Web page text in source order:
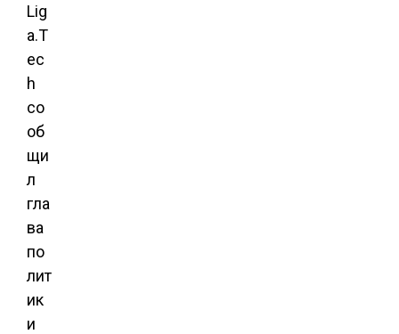
Lig
a.T
ec
h
со
об
щи
л
гла
ва
по
лит
ик
и